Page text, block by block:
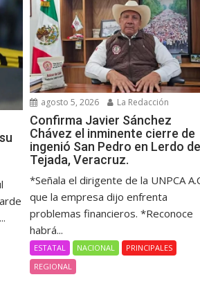
agosto 5, 2026 La Redacción
Confirma Javier Sánchez
Chávez el inminente cierre de
ingenió San Pedro en Lerdo de
Tejada, Veracruz.
*Señala el dirigente de la UNPCA
que la empresa dijo enfrenta
problemas financieros. *Reconoce
habrá...
ESTATAL NACIONAL
PRINCIPALES
REGIONAL